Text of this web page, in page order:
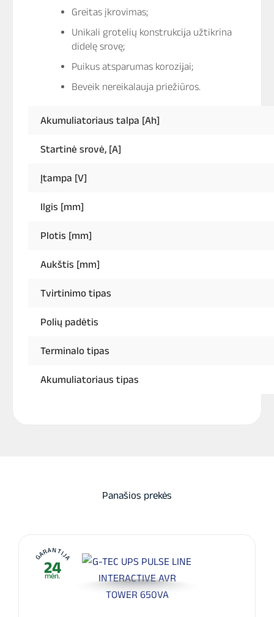
Greitas įkrovimas;
Unikali grotelių konstrukcija užtikrina
didelę srovę;
Puikus atsparumas korozijai;
Beveik nereikalauja priežiūros.
Akumuliatoriaus talpa [Ah]
Startinė srovė, [A]
Įtampa [V]
Ilgis [mm]
Plotis [mm]
Aukštis [mm]
Tvirtinimo tipas
Polių padėtis
Terminalo tipas
Akumuliatoriaus tipas
Panašios prekės
GARANTIJA
24
mėn.